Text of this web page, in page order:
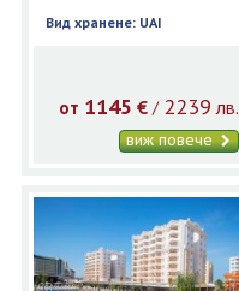
Вид хранене: UAI
от 1145 €/ 2239 лв.
виж повече